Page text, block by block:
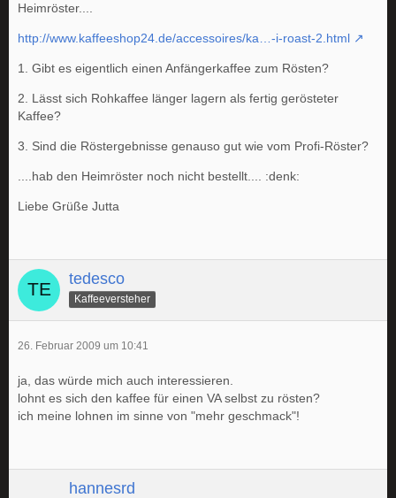
Heimröster....
http://www.kaffeeshop24.de/accessoires/ka…-i-roast-2.html
1. Gibt es eigentlich einen Anfängerkaffee zum Rösten?
2. Lässt sich Rohkaffee länger lagern als fertig gerösteter
Kaffee?
3. Sind die Röstergebnisse genauso gut wie vom Profi-Röster?
....hab den Heimröster noch nicht bestellt.... :denk:
Liebe Grüße Jutta
tedesco
Kaffeeversteher
26. Februar 2009 um 10:41
ja, das würde mich auch interessieren.
lohnt es sich den kaffee für einen VA selbst zu rösten?
ich meine lohnen im sinne von "mehr geschmack"!
hannesrd